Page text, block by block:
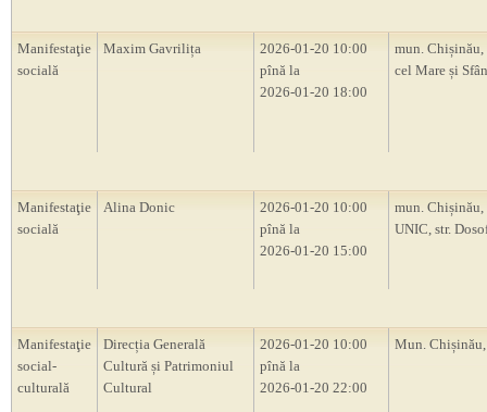
Manifestaţie
socială
Maxim Gavrilița
2026-01-20 10:00
pînă la
2026-01-20 18:00
mun. Chișinău,
cel Mare și
Manifestaţie
socială
Alina Donic
2026-01-20 10:00
pînă la
2026-01-20 15:00
mun. Chișinău,
UNIC, str.
Manifestaţie
social-
culturală
Direcția Generală
Cultură și Patrimoniul
Cultural
2026-01-20 10:00
pînă la
2026-01-20 22:00
Mun.